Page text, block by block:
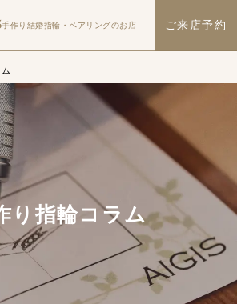
手作り結婚指輪・ ペアリングのお店 ご来店予約
り指輪コラム